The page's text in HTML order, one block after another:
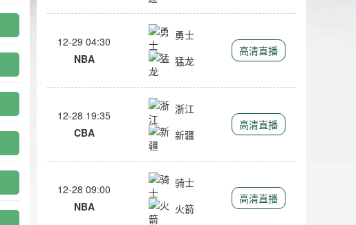
12-29 04:30
NBA
勇士
猛龙
高清直播
12-28 19:35
CBA
浙江
新疆
高清直播
12-28 09:00
NBA
骑士
火箭
高清直播